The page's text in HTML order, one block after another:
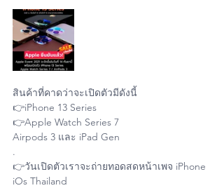
สินค้าที่คาดว่าจะเปิดตัวมีดังนี้
👉iPhone 13 Series
👉Apple Watch Series 7
Airpods 3 และ iPad Gen
.
👉วันเปิดตัวเราจะถ่ายทอดสดหน้าเพจ iPhone
iOs Thailand